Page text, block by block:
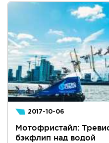
2017-10-06
Мотофристайл:
бэкфлип над водой